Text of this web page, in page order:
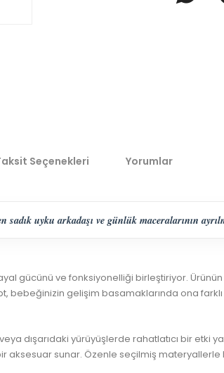
Seçenekleri Yorumlar
uyku arkadaşı ve günlük maceralarının
gücünü ve fonksiyonelliği birleştiriyor. Ürünün
bebeğinizin gelişim basamaklarında ona
dışarıdaki yürüyüşlerde rahatlatıcı bir etki
aksesuar sunar. Özenle seçilmiş materyallerle